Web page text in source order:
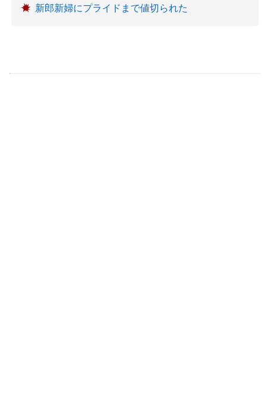
新郎新婦にプライドまで値切られた